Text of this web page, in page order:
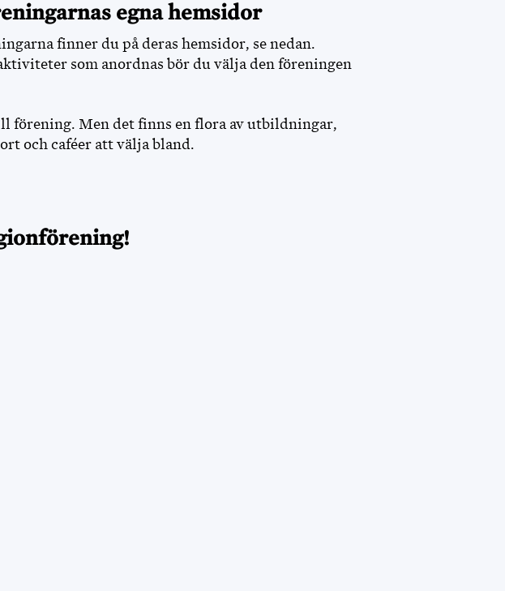
egna hemsidor
finner du på deras hemsidor, se nedan.
som anordnas bör du välja den föreningen
förening. Men det finns en flora av utbildningar,
och caféer att välja bland.